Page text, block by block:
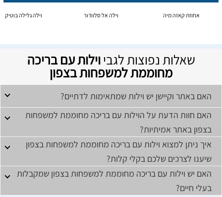
אחוזת קאזה מיה וילה אל סלוודור וילה גלילה בוטיק
שאלות נפוצות לגביוילות עם בריכה
מחוממת למשפחות בצפון
האם באתר וקיישן יש וילות שמתאימות לדתיים?
האם חוות הדעת על הוילות עם בריכה מחוממת למשפחות
בצפון באתר אמיתיות?
איך ניתן למצוא וילות עם בריכה מחוממת למשפחות בצפון
שיענו לצרכים שלכם בקלי קלות?
האם יש וילות עם בריכה מחוממת למשפחות בצפון שמקבלות
בעלי חיים?